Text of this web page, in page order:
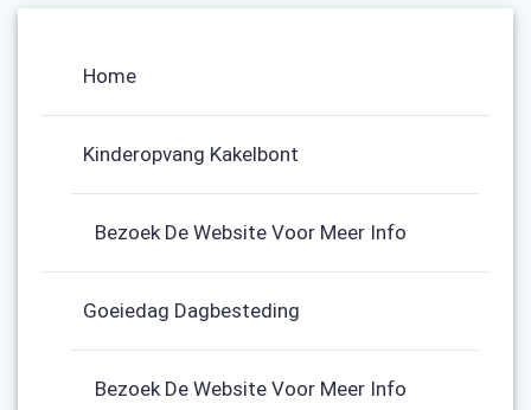
Home
Kinderopvang Kakelbont
Bezoek De Website Voor Meer Info
Goeiedag Dagbesteding
Bezoek De Website Voor Meer Info